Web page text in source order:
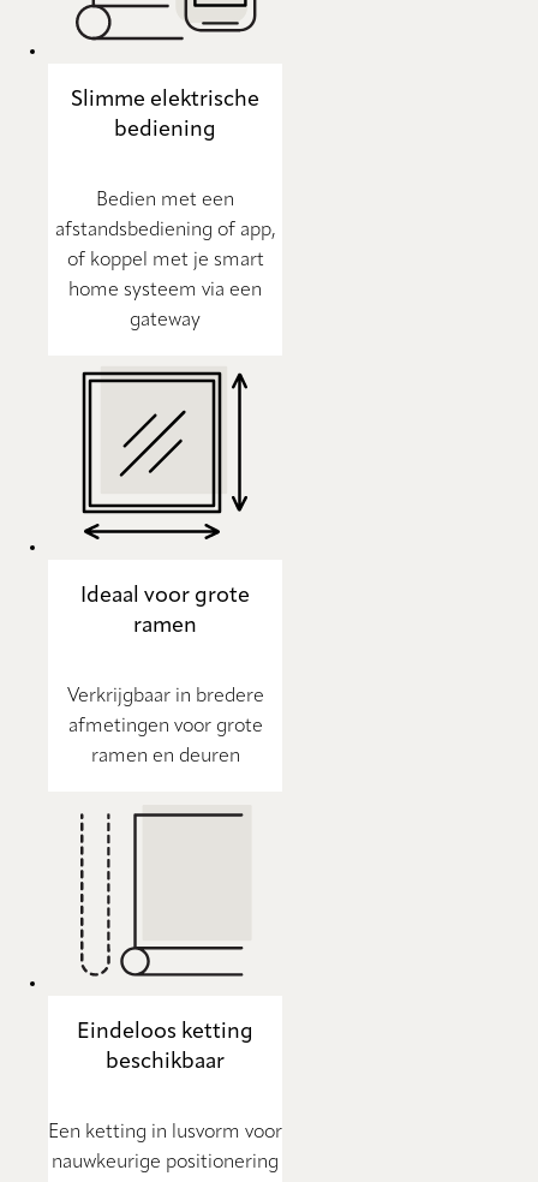
Slimme elektrische
bediening
Bedien met een
afstandsbediening of app,
of koppel met je smart
home systeem via een
gateway
Ideaal voor grote
ramen
Verkrijgbaar in bredere
afmetingen voor grote
ramen en deuren
Eindeloos ketting
beschikbaar
Een ketting in lusvorm voor
nauwkeurige positionering